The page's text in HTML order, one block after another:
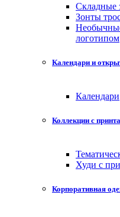
Складные
Зонты
логотипом
Календари и
Календари
Коллекции с
Худи с
Корпоративная